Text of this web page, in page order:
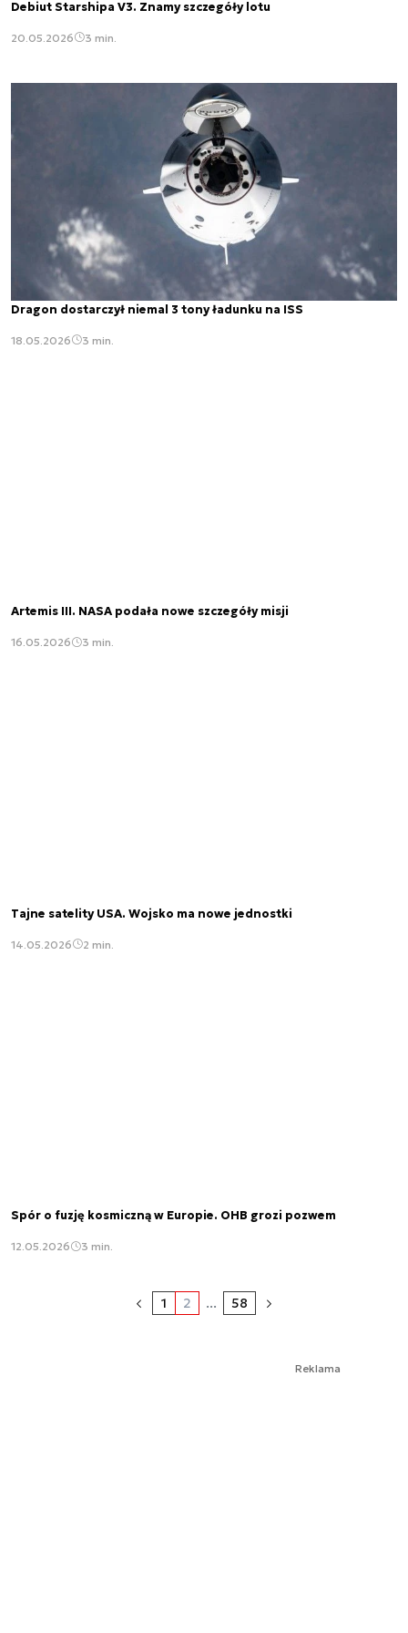
Debiut Starshipa V3. Znamy szczegóły lotu
20.05.2026 3 min.
Dragon dostarczył niemal 3 tony ładunku na ISS
18.05.2026 3 min.
Artemis III. NASA podała nowe szczegóły misji
16.05.2026 3 min.
Tajne satelity USA. Wojsko ma nowe jednostki
14.05.2026 2 min.
Spór o fuzję kosmiczną w Europie. OHB grozi pozwem
12.05.2026 3 min.
1 2 ... 58
Reklama